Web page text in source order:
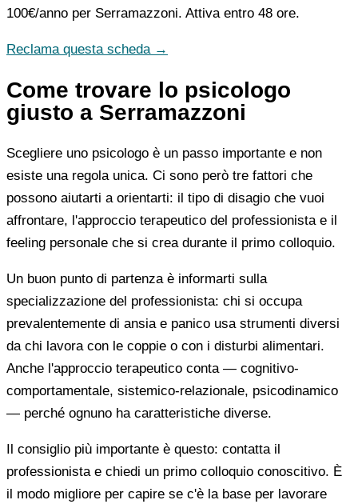
100€/anno per Serramazzoni. Attiva entro 48 ore.
Reclama questa scheda →
Come trovare lo psicologo
giusto a Serramazzoni
Scegliere uno psicologo è un passo importante e non
esiste una regola unica. Ci sono però tre fattori che
possono aiutarti a orientarti: il tipo di disagio che vuoi
affrontare, l'approccio terapeutico del professionista e il
feeling personale che si crea durante il primo colloquio.
Un buon punto di partenza è informarti sulla
specializzazione del professionista: chi si occupa
prevalentemente di ansia e panico usa strumenti diversi
da chi lavora con le coppie o con i disturbi alimentari.
Anche l'approccio terapeutico conta — cognitivo-
comportamentale, sistemico-relazionale, psicodinamico
— perché ognuno ha caratteristiche diverse.
Il consiglio più importante è questo: contatta il
professionista e chiedi un primo colloquio conoscitivo. È
il modo migliore per capire se c'è la base per lavorare